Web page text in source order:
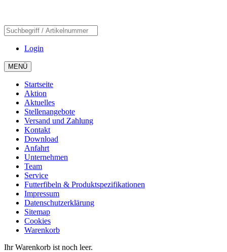
Login
MENÜ
Startseite
Aktion
Aktuelles
Stellenangebote
Versand und Zahlung
Kontakt
Download
Anfahrt
Unternehmen
Team
Service
Futterfibeln & Produktspezifikationen
Impressum
Datenschutzerklärung
Sitemap
Cookies
Warenkorb
Ihr Warenkorb ist noch leer.